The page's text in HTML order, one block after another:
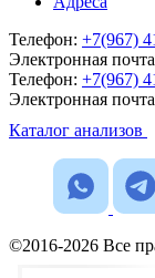
Телефон: +7(967)
Электронная
Телефон: +7(967)
Электронная
Каталог анализов
©2016-2026 Все